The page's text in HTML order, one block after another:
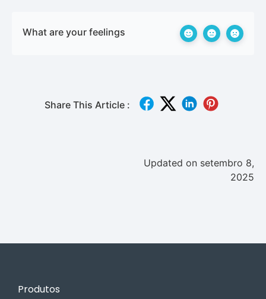
What are your feelings
Share This Article :
Updated on setembro 8,
2025
Produtos